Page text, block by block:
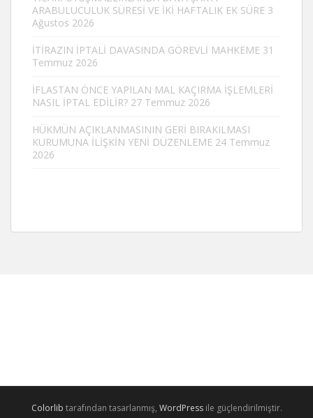
ARABULUCULUK SÜRESİ VE İKİ HAFTALIK EK SÜRE 3
Ağustos 2026
İTİRAZIN İPTALİ DAVASINDA GÖREVLİ MAHKEME 31
Temmuz 2026
İFLASTAN ÖNCE YAPILAN MAL KAÇIRMA İŞLEMLERİ
NASIL İPTAL EDİLİR? 27 Temmuz 2026
HÜKMÜN AÇIKLANMASININ GERİ BIRAKILMASI
KURUMUNA İLİŞKİN YENİ DÜZENLEME 24 Temmuz
2026
Colorlib tarafından tasarlanmış, WordPressile güçlendirilmiştir.